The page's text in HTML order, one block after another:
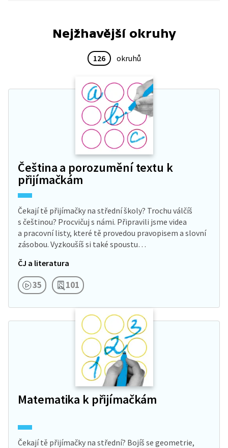
Nejžhavější okruhy
126 okruhů
Čeština a porozumění textu k
přijímačkám
Čekají tě přijímačky na střední školy? Trochu válčíš
s češtinou? Procvičuj s námi. Připravili jsme videa
a pracovní listy, které tě provedou pravopisem a slovní
zásobou. Vyzkoušíš si také spoustu…
ČJ a literatura
35 101
Matematika k přijímačkám
Čekají tě přijímačky na střední? Bojíš se geometrie,